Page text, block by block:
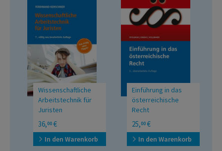
Wissenschaftliche
Arbeitstechnik für
Juristen
Arbeitsbuch für
juristische Seminar-,
Diplom-, Master- und
Bachelorarbeiten,
36,00 €
In den Warenkorb
Einführung in das
österreichische
Recht
25,00 €
In den Warenkorb